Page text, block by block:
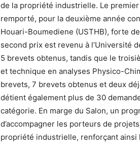
de la propriété industrielle. Le premier
remporté, pour la deuxième année
Houari-Boumediene (USTHB), forte
second prix est revenu à l’Université
5 brevets obtenus, tandis que le
et technique en analyses Physico-
brevets, 7 brevets obtenus et deux
détient également plus de 30
catégorie. En marge du Salon, un
d’accompagner les porteurs de
propriété industrielle, renforçant ainsi